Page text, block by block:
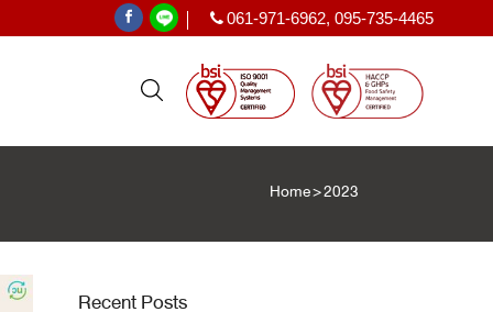
061-971-6962,095-735-4465
ทศ
Home>2023
Recent Posts